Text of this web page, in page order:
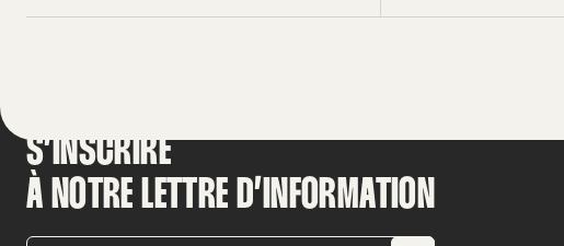
S’INSCRIRE
À NOTRE LETTRE D’INFORMATION